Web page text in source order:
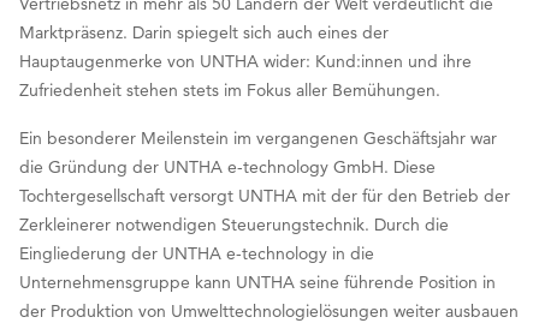
Marktpräsenz. Darin spiegelt sich auch eines der
Hauptaugenmerke von UNTHA wider: Kund:innen und ihre
Zufriedenheit stehen stets im Fokus aller Bemühungen.
Ein besonderer Meilenstein im vergangenen Geschäftsjahr war
die Gründung der UNTHA e-technology GmbH. Diese
Tochtergesellschaft versorgt UNTHA mit der für den Betrieb der
Zerkleinerer notwendigen Steuerungstechnik. Durch die
Eingliederung der UNTHA e-technology in die
Unternehmensgruppe kann UNTHA seine führende Position in
der Produktion von Umwelttechnologielösungen weiter ausbauen